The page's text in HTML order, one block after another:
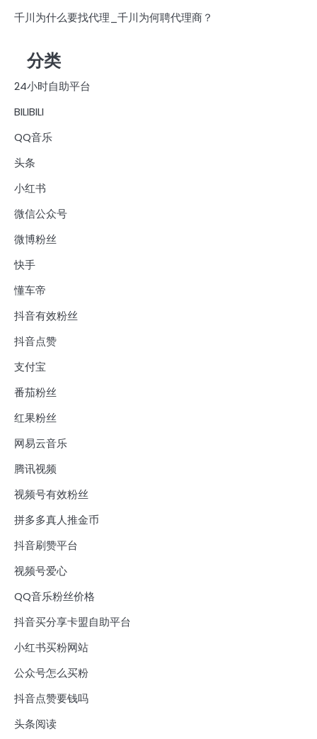
千川为什么要找代理_千川为何聘代理商？
分类
24小时自助平台
BILIBILI
QQ音乐
头条
小红书
微信公众号
微博粉丝
快手
懂车帝
抖音有效粉丝
抖音点赞
支付宝
番茄粉丝
红果粉丝
网易云音乐
腾讯视频
视频号有效粉丝
拼多多真人推金币
抖音刷赞平台
视频号爱心
QQ音乐粉丝价格
抖音买分享卡盟自助平台
小红书买粉网站
公众号怎么买粉
抖音点赞要钱吗
头条阅读